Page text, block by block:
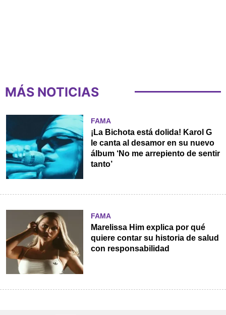
MÁS NOTICIAS
FAMA
¡La Bichota está dolida! Karol G
le canta al desamor en su nuevo
álbum ‘No me arrepiento de sentir
tanto’
FAMA
Marelissa Him explica por qué
quiere contar su historia de salud
con responsabilidad